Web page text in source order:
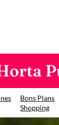
Bons Plans
Shopping